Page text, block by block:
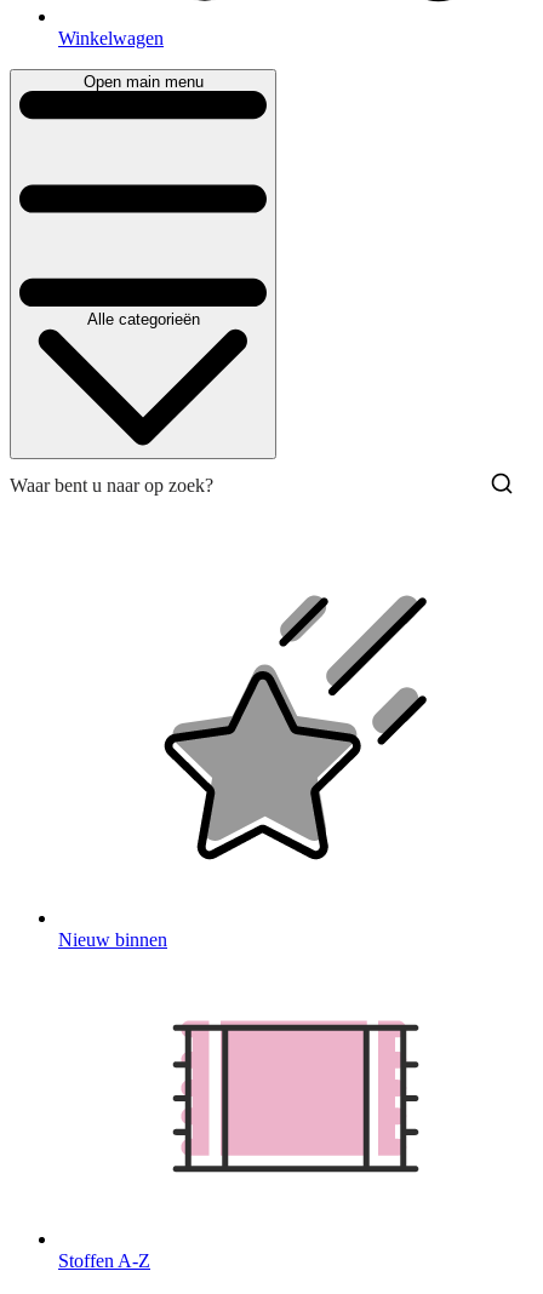
Winkelwagen
Open main menu
Alle categorieën
Nieuw binnen
Stoffen A-Z